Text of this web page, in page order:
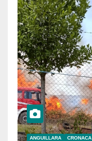
ANGUILLARA CRONACA